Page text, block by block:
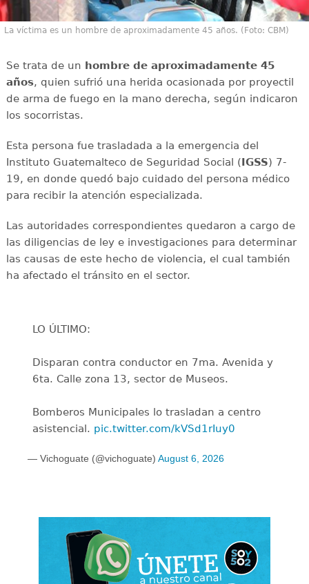
La víctima es un hombre de aproximadamente 45 años. (Foto: CBM)
Se trata de un hombre de aproximadamente 45
años, quien sufrió una herida ocasionada por proyectil
de arma de fuego en la mano derecha, según indicaron
los socorristas.
Esta persona fue trasladada a la emergencia del
Instituto Guatemalteco de Seguridad Social (IGSS) 7-
19, en donde quedó bajo cuidado del persona médico
para recibir la atención especializada.
Las autoridades correspondientes quedaron a cargo de
las diligencias de ley e investigaciones para determinar
las causas de este hecho de violencia, el cual también
ha afectado el tránsito en el sector.
LO ÚLTIMO:
Disparan contra conductor en 7ma. Avenida y
6ta. Calle zona 13, sector de Museos.
Bomberos Municipales lo trasladan a centro
asistencial. pic.twitter.com/kVSd1rIuy0
— Vichoguate (@vichoguate) August 6, 2026